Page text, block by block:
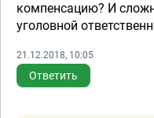
компенсацию? И
уголовной
21.12.2018, 10:05
Ответить